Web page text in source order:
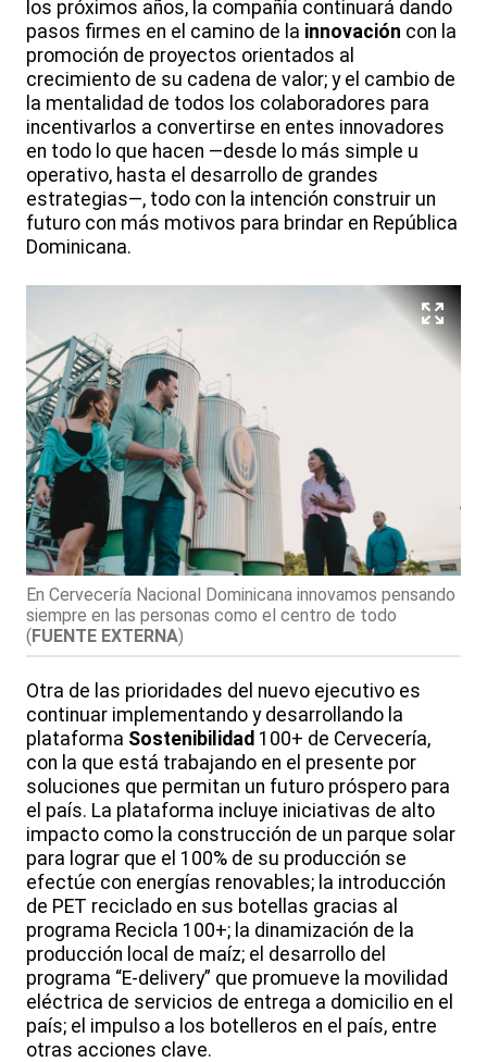
los próximos años, la compañía continuará dando
pasos firmes en el camino de la innovación con la
promoción de proyectos orientados al
crecimiento de su cadena de valor; y el cambio de
la mentalidad de todos los colaboradores para
incentivarlos a convertirse en entes innovadores
en todo lo que hacen —desde lo más simple u
operativo, hasta el desarrollo de grandes
estrategias—, todo con la intención construir un
futuro con más motivos para brindar en República
Dominicana.
En Cervecería Nacional Dominicana innovamos pensando
siempre en las personas como el centro de todo
(FUENTE EXTERNA)
Otra de las prioridades del nuevo ejecutivo es
continuar implementando y desarrollando la
plataforma Sostenibilidad 100+ de Cervecería,
con la que está trabajando en el presente por
soluciones que permitan un futuro próspero para
el país. La plataforma incluye iniciativas de alto
impacto como la construcción de un parque solar
para lograr que el 100% de su producción se
efectúe con energías renovables; la introducción
de PET reciclado en sus botellas gracias al
programa Recicla 100+; la dinamización de la
producción local de maíz; el desarrollo del
programa “E-delivery” que promueve la movilidad
eléctrica de servicios de entrega a domicilio en el
país; el impulso a los botelleros en el país, entre
otras acciones clave.